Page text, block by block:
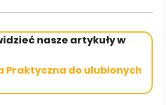
nasze artykuły w
Praktyczna do ulubionych